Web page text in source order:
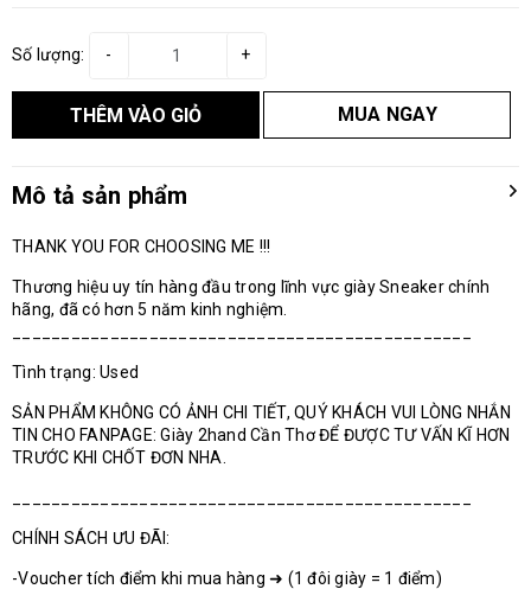
Số lượng: +
-
THÊM VÀO GIỎ MUA NGAY
Mô tả sản phẩm
THANK YOU FOR CHOOSING ME !!!
Thương hiệu uy tín hàng đầu trong lĩnh vực giày Sneaker chính
hãng, đã có hơn 5 năm kinh nghiệm.
Tình trạng: Used
SẢN PHẨM KHÔNG CÓ ẢNH CHI TIẾT, QUÝ KHÁCH VUI LÒNG NHẮN
TIN CHO FANPAGE: Giày 2hand Cần Thơ ĐỂ ĐƯỢC TƯ VẤN KĨ HƠN
TRƯỚC KHI CHỐT ĐƠN NHA.
CHÍNH SÁCH ƯU ĐÃI:
-Voucher tích điểm khi mua hàng ➜ (1 đôi giày = 1 điểm)